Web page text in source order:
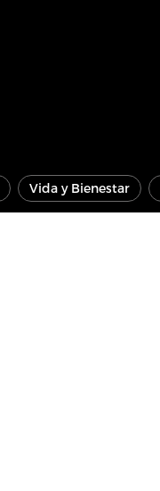
Vida y Bienestar